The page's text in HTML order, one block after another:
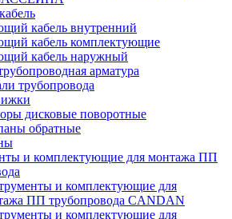
кабель внутренний
кабель комплектующие
кабель наружный
арматура
трубопровода
дисковые поворотные
обратные
и комплектующие для монтажа ПП
и комплектующие для
ПП трубопровода CANDAN
и комплектующие для